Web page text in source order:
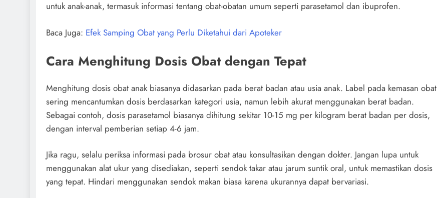
untuk anak-anak, termasuk informasi tentang obat-obatan umum seperti parasetamol dan ibuprofen.
Baca Juga: Efek Samping Obat yang Perlu Diketahui dari Apoteker
Cara Menghitung Dosis Obat dengan Tepat
Menghitung dosis obat anak biasanya didasarkan pada berat badan atau usia anak. Label pada kemasan obat
sering mencantumkan dosis berdasarkan kategori usia, namun lebih akurat menggunakan berat badan.
Sebagai contoh, dosis parasetamol biasanya dihitung sekitar 10-15 mg per kilogram berat badan per dosis,
dengan interval pemberian setiap 4-6 jam.
Jika ragu, selalu periksa informasi pada brosur obat atau konsultasikan dengan dokter. Jangan lupa untuk
menggunakan alat ukur yang disediakan, seperti sendok takar atau jarum suntik oral, untuk memastikan dosis
yang tepat. Hindari menggunakan sendok makan biasa karena ukurannya dapat bervariasi.